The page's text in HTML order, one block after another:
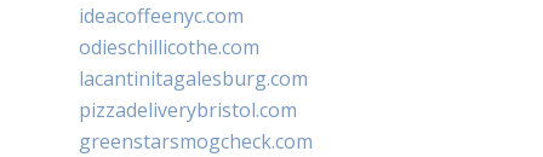
ideacoffeenyc.com
odieschillicothe.com
lacantinitagalesburg.com
pizzadeliverybristol.com
greenstarsmogcheck.com